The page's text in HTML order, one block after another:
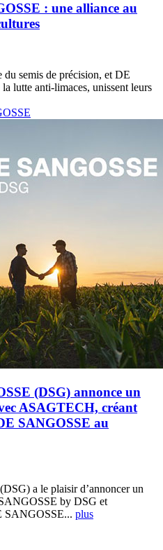
: une alliance au
semis de précision, et DE
lutte anti-limaces, unissent leurs
(DSG) annonce un
ASAGTECH, créant
SANGOSSE au
a le plaisir d’annoncer un
by DSG et
SANGOSSE... plus